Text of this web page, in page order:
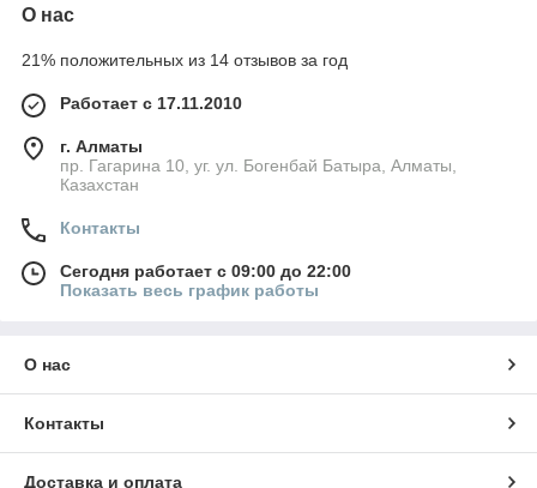
О нас
21% положительных из 14 отзывов за год
Работает с 17.11.2010
г. Алматы
пр. Гагарина 10, уг. ул. Богенбай Батыра, Алматы,
Казахстан
Контакты
Сегодня работает с 09:00 до 22:00
Показать весь график работы
О нас
Контакты
Доставка и оплата